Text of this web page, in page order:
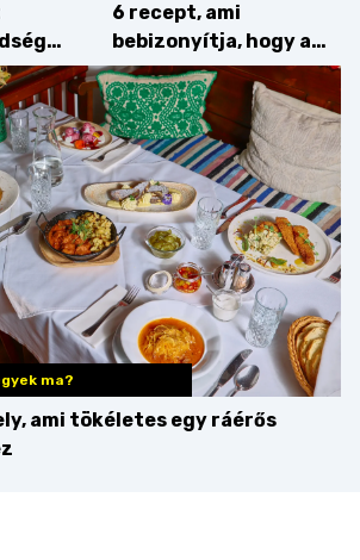
6 recept, ami
bebizonyítja, hogy a
barack húsok mellé is
zseniális
ma?
ami tökéletes egy ráérős